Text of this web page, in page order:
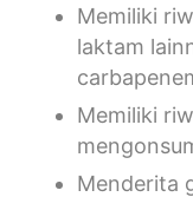
Memiliki
laktam
Memiliki
Menderita